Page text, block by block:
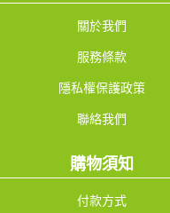
關於我們
服務條款
隱私權保護政策
聯絡我們
購物須知
付款方式